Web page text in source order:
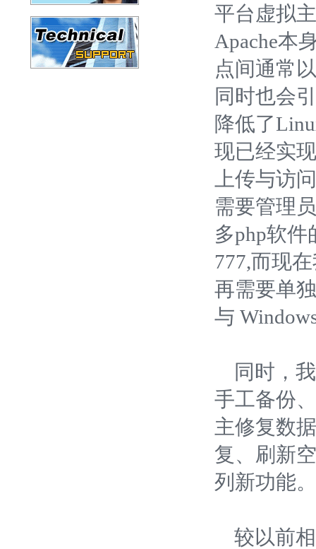
平台虚拟
Apache本
点间通常
同时也会
降低了
现已经实
上传与访
需要管理
多php软
777,而现
再需要单
与
同时，我
手工备份
主修复数
复、刷新
列新功能。
较以前相